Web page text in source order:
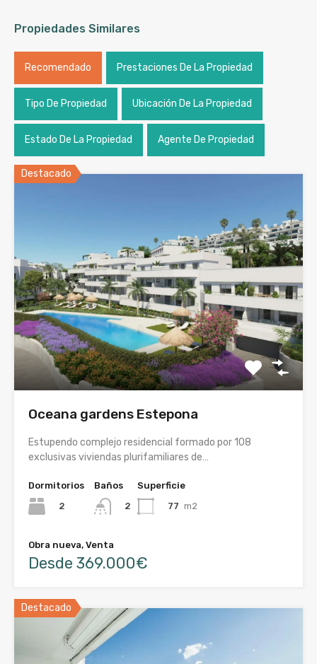
Propiedades Similares
Recomendado Prestaciones De La Propiedad
Tipo De Propiedad Ubicación De La Propiedad
Estado De La Propiedad Agente De Propiedad
Destacado
Oceana gardens Estepona
Estupendo complejo residencial formado por 108
exclusivas viviendas plurifamiliares de…
Dormitorios
2
Baños
2
Superficie
77 m2
Obra nueva, Venta
Desde 369.000€
Destacado